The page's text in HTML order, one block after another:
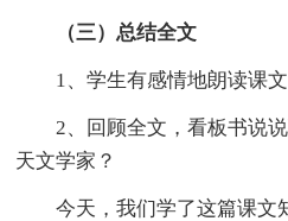
（三）总结全文
1、学生有感情地朗读课文
2、回顾全文，看板书说说
天文学家？
今天，我们学了这篇课文